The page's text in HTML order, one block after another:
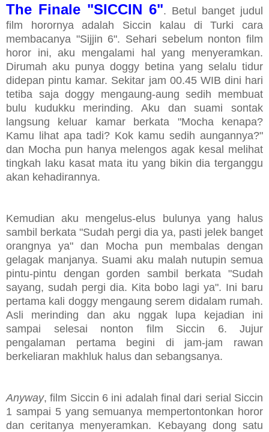
The Finale "SICCIN 6". Betul banget judul
film horornya adalah Siccin kalau di Turki cara
membacanya "Sijjin 6". Sehari sebelum nonton film
horor ini, aku mengalami hal yang menyeramkan.
Dirumah aku punya doggy betina yang selalu tidur
didepan pintu kamar. Sekitar jam 00.45 WIB dini hari
tetiba saja doggy mengaung-aung sedih membuat
bulu kudukku merinding. Aku dan suami sontak
langsung keluar kamar berkata "Mocha kenapa?
Kamu lihat apa tadi? Kok kamu sedih aungannya?"
dan Mocha pun hanya melengos agak kesal melihat
tingkah laku kasat mata itu yang bikin dia terganggu
akan kehadirannya.
Kemudian aku mengelus-elus bulunya yang halus
sambil berkata "Sudah pergi dia ya, pasti jelek banget
orangnya ya" dan Mocha pun membalas dengan
gelagak manjanya. Suami aku malah nutupin semua
pintu-pintu dengan gorden sambil berkata "Sudah
sayang, sudah pergi dia. Kita bobo lagi ya". Ini baru
pertama kali doggy mengaung serem didalam rumah.
Asli merinding dan aku nggak lupa kejadian ini
sampai selesai nonton film Siccin 6. Jujur
pengalaman pertama begini di jam-jam rawan
berkeliaran makhluk halus dan sebangsanya.
Anyway, film Siccin 6 ini adalah final dari serial Siccin
1 sampai 5 yang semuanya mempertontonkan horor
dan ceritanya menyeramkan. Kebayang dong satu